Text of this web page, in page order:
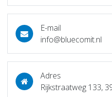
E-mail
info@bluecomit.nl
Adres
Rijkstraatweg 133,